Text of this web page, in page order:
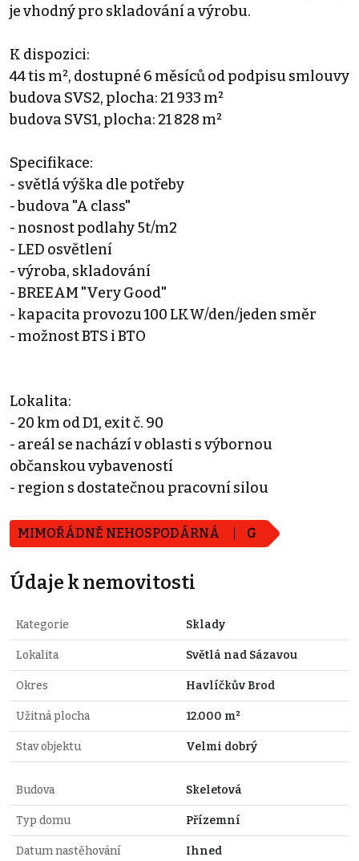
je vhodný pro skladování a výrobu.
K dispozici:
44 tis m², dostupné 6 měsíců od podpisu smlouvy
budova SVS2, plocha: 21 933 m²
budova SVS1, plocha: 21 828 m²
Specifikace:
- světlá výška dle potřeby
- budova "A class"
- nosnost podlahy 5t/m2
- LED osvětlení
- výroba, skladování
- BREEAM "Very Good"
- kapacita provozu 100 LKW/den/jeden směr
- možnost BTS i BTO
Lokalita:
- 20 km od D1, exit č. 90
- areál se nachází v oblasti s výbornou
občanskou vybaveností
- region s dostatečnou pracovní silou
MIMOŘÁDNĚ NEHOSPODÁRNÁ G
Údaje k nemovitosti
Kategorie Sklady
Lokalita Světlá nad Sázavou
Okres Havlíčkův Brod
Užitná plocha 12.000 m²
Stav objektu Velmi dobrý
Budova Skeletová
Typ domu Přízemní
Datum nastěhování Ihned